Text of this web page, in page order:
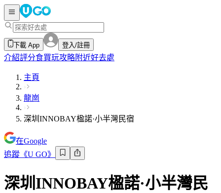
下載 App 登入/註冊
介紹評分食買玩攻略附近好去處
主頁
龍崗
深圳INNOBAY楹諾·小半灣民宿
在Google
追蹤《U GO》
深圳INNOBAY楹諾·小半灣民